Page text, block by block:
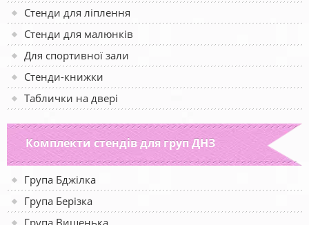
Стенди для ліплення
Стенди для малюнків
Для спортивної зали
Стенди-книжки
Таблички на двері
Комплекти стендів для груп ДНЗ
Група Бджілка
Група Берізка
Група Вишенька